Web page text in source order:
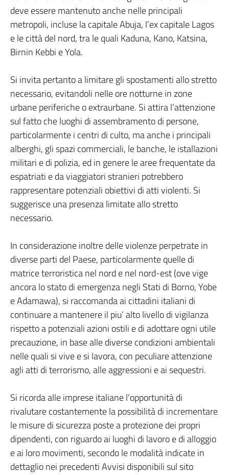
deve essere mantenuto anche nelle principali
metropoli, incluse la capitale Abuja, l’ex capitale Lagos
e le città del nord, tra le quali Kaduna, Kano, Katsina,
Birnin Kebbi e Yola.
Si invita pertanto a limitare gli spostamenti allo stretto
necessario, evitandoli nelle ore notturne in zone
urbane periferiche o extraurbane. Si attira l’attenzione
sul fatto che luoghi di assembramento di persone,
particolarmente i centri di culto, ma anche i principali
alberghi, gli spazi commerciali, le banche, le istallazioni
militari e di polizia, ed in genere le aree frequentate da
espatriati e da viaggiatori stranieri potrebbero
rappresentare potenziali obiettivi di atti violenti. Si
suggerisce una presenza limitate allo stretto
necessario.
In considerazione inoltre delle violenze perpetrate in
diverse parti del Paese, particolarmente quelle di
matrice terroristica nel nord e nel nord-est (ove vige
ancora lo stato di emergenza negli Stati di Borno, Yobe
e Adamawa), si raccomanda ai cittadini italiani di
continuare a mantenere il piu’ alto livello di vigilanza
rispetto a potenziali azioni ostili e di adottare ogni utile
precauzione, in base alle diverse condizioni ambientali
nelle quali si vive e si lavora, con peculiare attenzione
agli atti di terrorismo, alle aggressioni e ai sequestri.
Si ricorda alle imprese italiane l’opportunità di
rivalutare costantemente la possibilità di incrementare
le misure di sicurezza poste a protezione dei propri
dipendenti, con riguardo ai luoghi di lavoro e di alloggio
e ai loro movimenti, secondo le modalità indicate in
dettaglio nei precedenti Avvisi disponibili sul sito